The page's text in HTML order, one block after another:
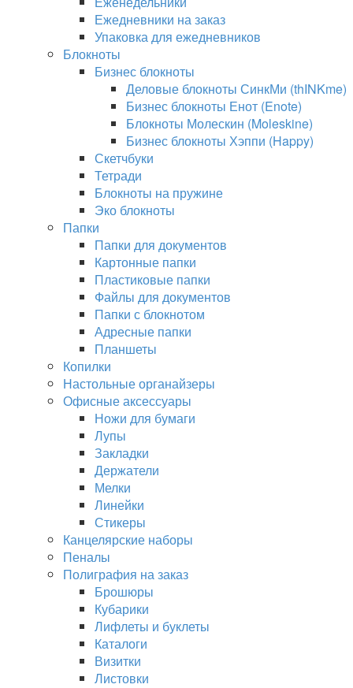
Ежедневники на заказ
Упаковка для ежедневников
Блокноты
Бизнес блокноты
Деловые блокноты СинкМи (thINKme)
Бизнес блокноты Енот (Enote)
Блокноты Молескин (Moleskine)
Бизнес блокноты Хэппи (Happy)
Скетчбуки
Тетради
Блокноты на пружине
Эко блокноты
Папки
Папки для документов
Картонные папки
Пластиковые папки
Файлы для документов
Папки с блокнотом
Адресные папки
Планшеты
Копилки
Настольные органайзеры
Офисные аксессуары
Ножи для бумаги
Лупы
Закладки
Держатели
Мелки
Линейки
Стикеры
Канцелярские наборы
Пеналы
Полиграфия на заказ
Брошюры
Кубарики
Лифлеты и буклеты
Каталоги
Визитки
Листовки